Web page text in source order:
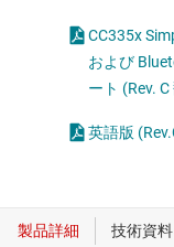
CC335x
および
ート (Rev.
英語版